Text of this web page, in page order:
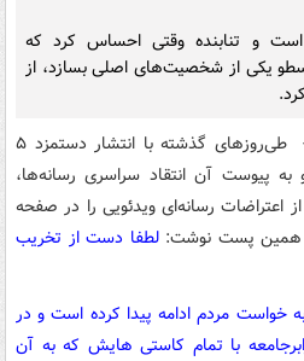
و تنابنده وقتی احساس کرد که
یکی از شخصیت‌های اصلی بسازد، از
- طی‌روزهای گذشته با انتشار دستمزد ۵
به پیوست آن انتقاد سراسری رسانه‌ها،
از اعتراضات رسانه‌ای ویدئویی را در صفحه
همین پست نوشت:لطفا دست از تخریب
خواست مردم ادامه پیدا کرده است و در
با تمام کاستی هایش که به آن